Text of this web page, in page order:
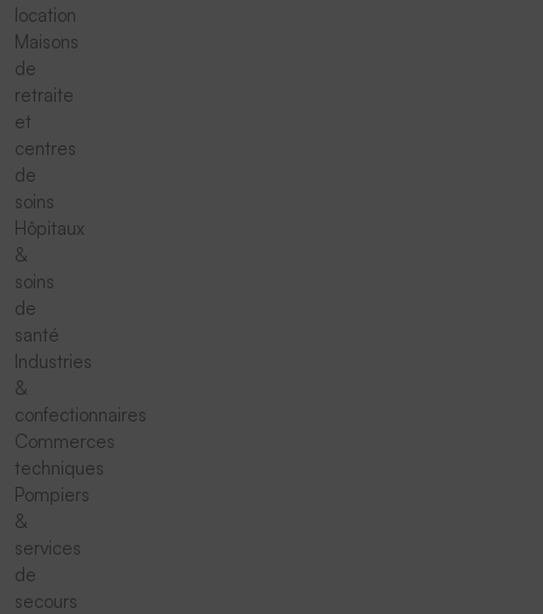
location
Maisons
de
retraite
et
centres
de
soins
Hôpitaux
&
soins
de
santé
Industries
&
confectionnaires
Commerces
techniques
Pompiers
&
services
de
secours